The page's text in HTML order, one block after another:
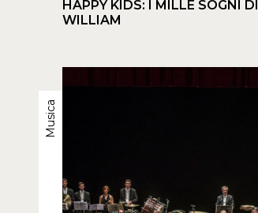
HAPPY KIDS: I MILLE SOGNI DI
WILLIAM
Musica